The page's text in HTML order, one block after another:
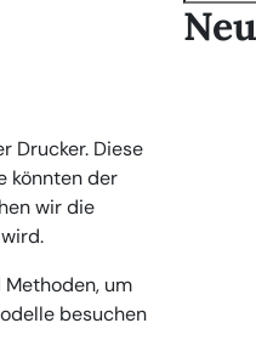
Drucker. Diese
könnten der
wir die
um
besuchen